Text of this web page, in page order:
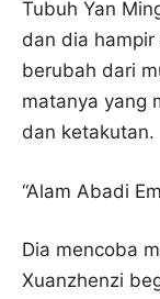
Tubuh Yan
dan dia
berubah dari
matanya yang
dan ketakutan.
“Alam Abadi
Dia mencoba
Xuanzhenzi